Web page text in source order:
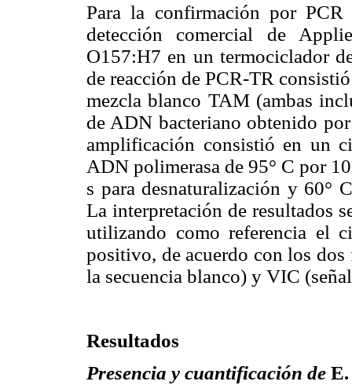
Para la confirmación por
detección comercial de
O157:H7 en un termociclador
de reacción de PCR-TR
mezcla blanco TAM (ambas
de ADN bacteriano obtenido
amplificación consistió en un
ADN polimerasa de 95° C por
s para desnaturalización y 60°
La interpretación de resultados
utilizando como referencia el
positivo, de acuerdo con los
la secuencia blanco) y VIC
Resultados
Presencia y cuantificación de